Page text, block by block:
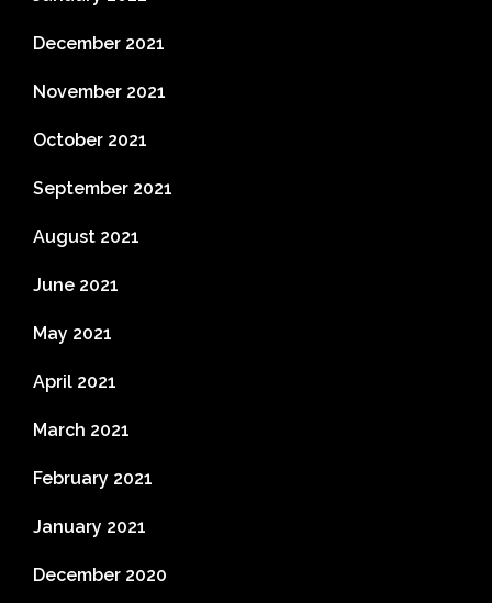
December 2021
November 2021
October 2021
September 2021
August 2021
June 2021
May 2021
April 2021
March 2021
February 2021
January 2021
December 2020